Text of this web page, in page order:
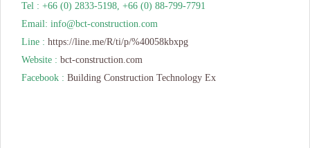
Tel : +66 (0) 2833-5198, +66 (0) 88-799-7791
Email: info@bct-construction.com
Line : https://line.me/R/ti/p/%40058kbxpg
Website : bct-construction.com
Facebook : Building Construction Technology Ex